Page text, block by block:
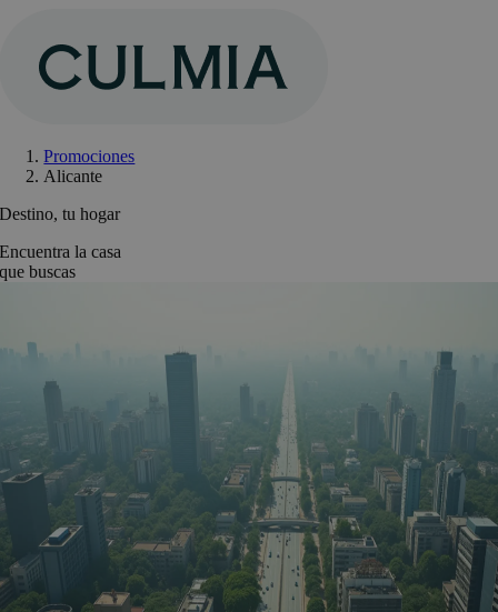
contenido
Promociones
Alicante
Destino, tu hogar
Encuentra la casa
que buscas